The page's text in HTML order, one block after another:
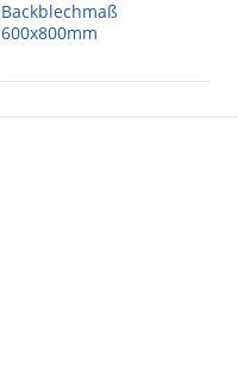
Backblechmaß
600x800mm